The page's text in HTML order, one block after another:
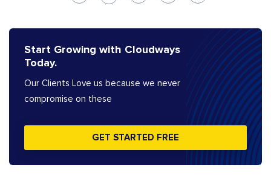
Start Growing with Cloudways
Today.
Our Clients Love us because we never
compromise on these
GET STARTED FREE